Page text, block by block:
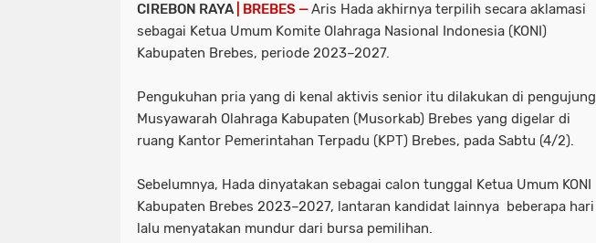
CIREBON RAYA | BREBES —Aris Hada akhirnya terpilih secara aklamasi
sebagai Ketua Umum Komite Olahraga Nasional Indonesia (KONI)
Kabupaten Brebes, periode 2023–2027.
Pengukuhan pria yang di kenal aktivis senior itu dilakukan di pengujung
Musyawarah Olahraga Kabupaten (Musorkab) Brebes yang digelar di
ruang Kantor Pemerintahan Terpadu (KPT) Brebes, pada Sabtu (4/2).
Sebelumnya, Hada dinyatakan sebagai calon tunggal Ketua Umum KONI
Kabupaten Brebes 2023–2027, lantaran kandidat lainnya beberapa hari
lalu menyatakan mundur dari bursa pemilihan.